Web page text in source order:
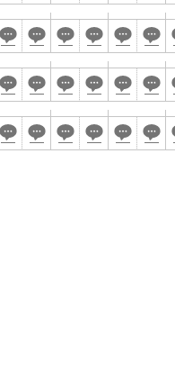
03-
受付時間 9:00～18:00（土
専有回線